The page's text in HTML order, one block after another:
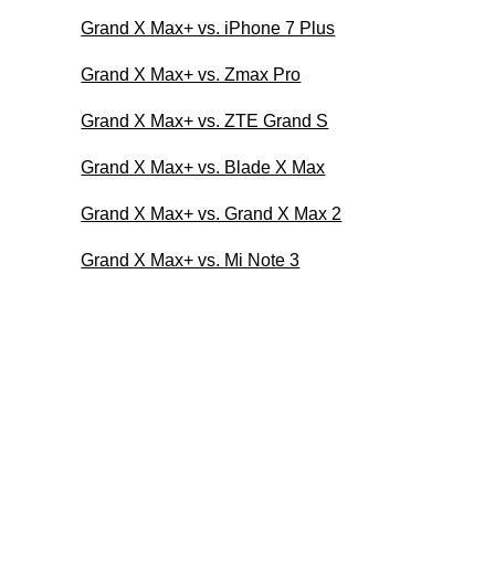
Grand X Max+ vs. iPhone 7 Plus
Grand X Max+ vs. Zmax Pro
Grand X Max+ vs. ZTE Grand S
Grand X Max+ vs. Blade X Max
Grand X Max+ vs. Grand X Max 2
Grand X Max+ vs. Mi Note 3